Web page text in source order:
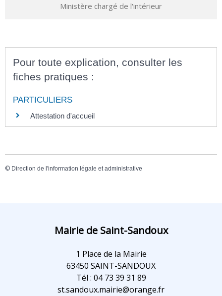
Ministère chargé de l'intérieur
Pour toute explication, consulter les
fiches pratiques :
PARTICULIERS
Attestation d'accueil
© Direction de l'information légale et administrative
Mairie de Saint-Sandoux
1 Place de la Mairie
63450 SAINT-SANDOUX
Tél : 04 73 39 31 89
st.sandoux.mairie@orange.fr